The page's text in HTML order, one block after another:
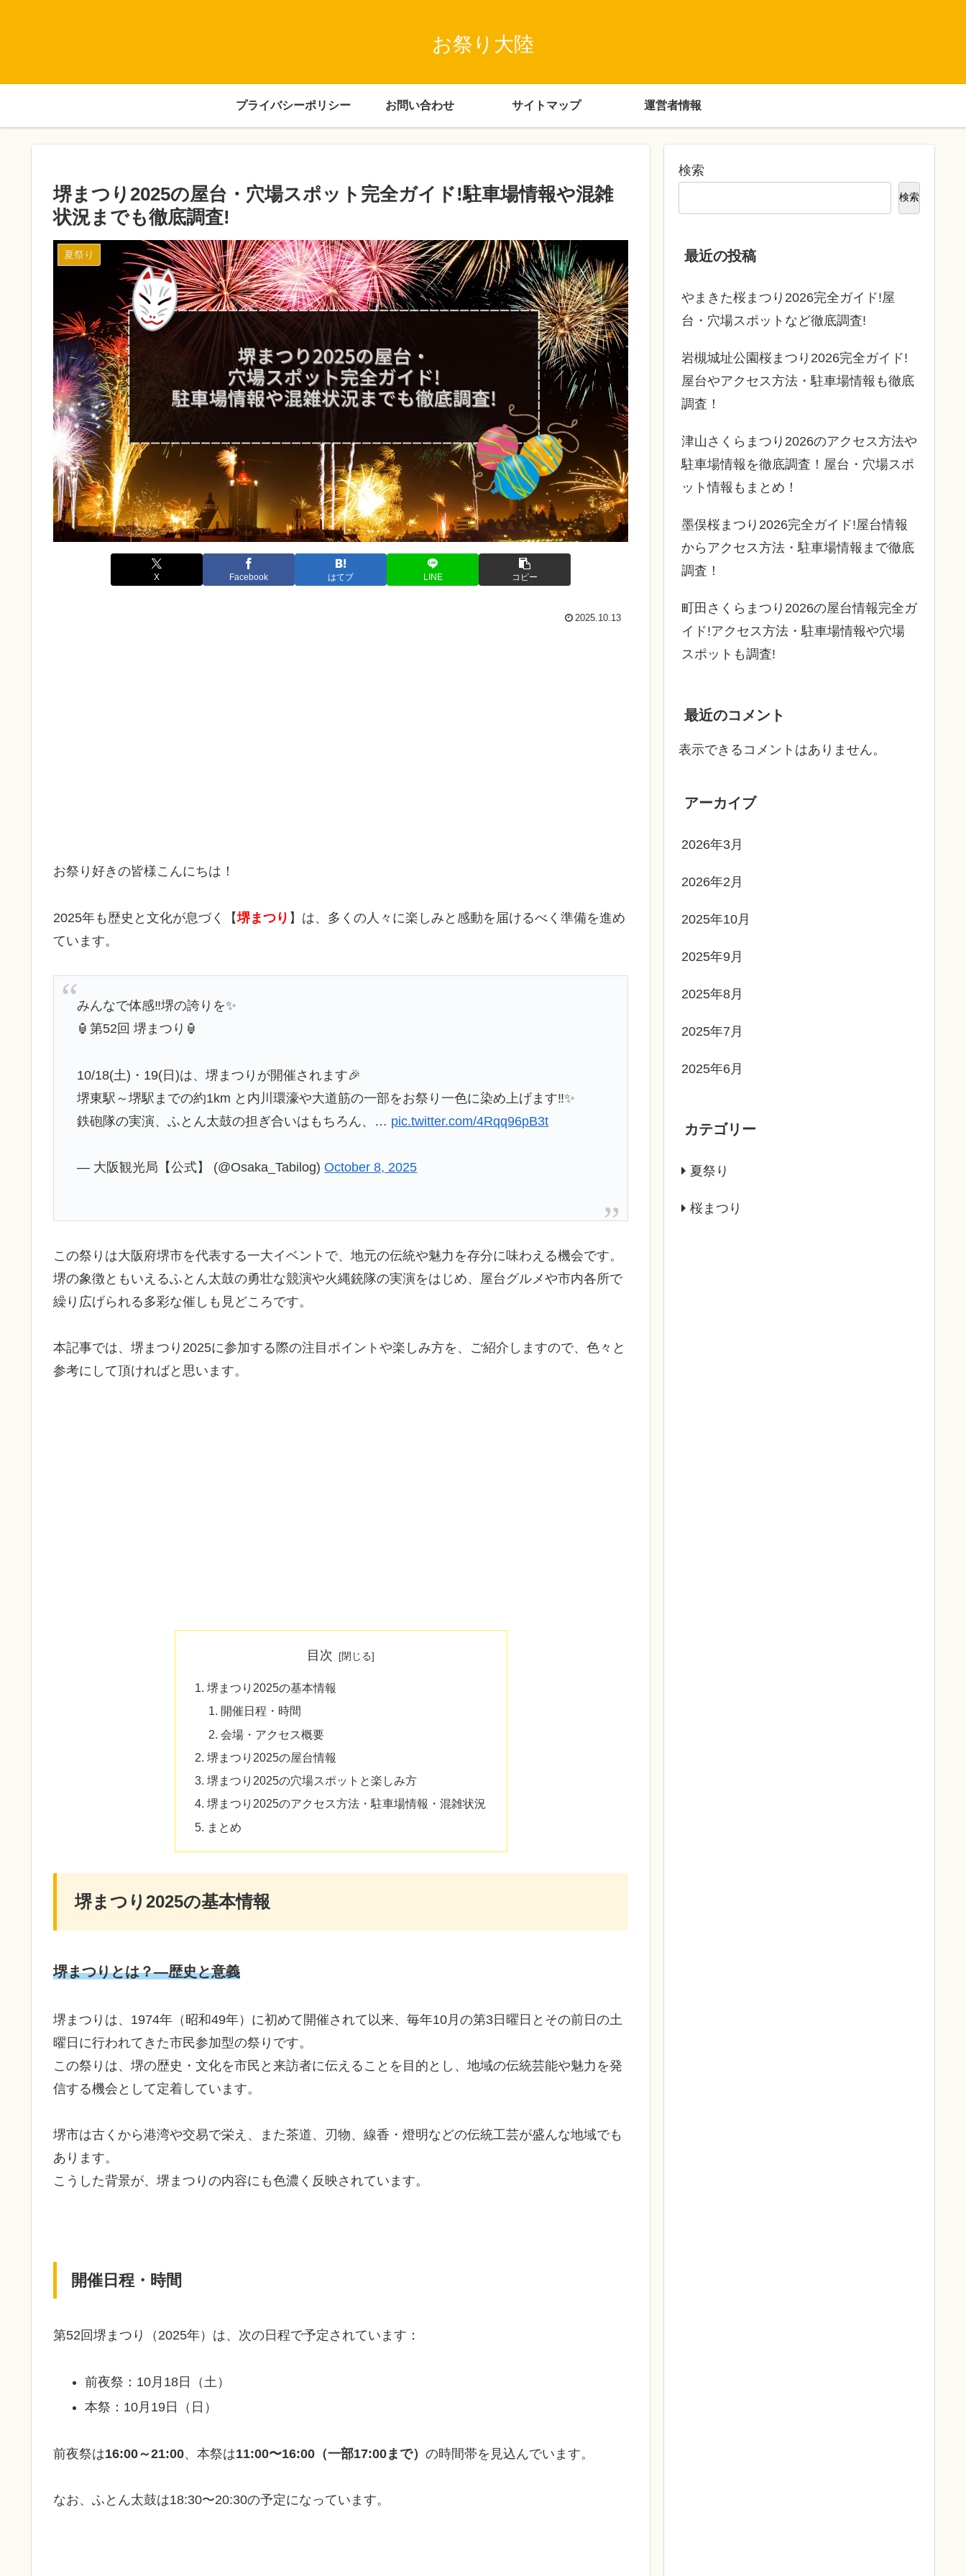
お祭り大陸
プライバシーポリシー お問い合わせ サイトマップ 運営者情報
堺まつり2025の屋台・穴場スポット完全ガイド!駐車場情報や混雑
状況までも徹底調査!
夏祭り
X Facebook はてブ LINE コピー
2025.10.13
お祭り好きの皆様こんにちは！
2025年も歴史と文化が息づく【堺まつり 】は、多くの人々に楽しみと感動を届けるべく準備を進め
ています。
みんなで体感‼️堺の誇りを✨
🏮第52回 堺まつり🏮
10/18(土)・19(日)は、堺まつりが開催されます🎉
堺東駅～堺駅までの約1km と内川環濠や大道筋の一部をお祭り一色に染め上げます‼️✨
鉄砲隊の実演、ふとん太鼓の担ぎ合いはもちろん、… pic.twitter.com/4Rqq96pB3t
— 大阪観光局【公式】 (@Osaka_Tabilog)October 8, 2025
この祭りは大阪府堺市を代表する一大イベントで、地元の伝統や魅力を存分に味わえる機会です。
堺の象徴ともいえるふとん太鼓の勇壮な競演や火縄銃隊の実演をはじめ、屋台グルメや市内各所で
繰り広げられる多彩な催しも見どころです。
本記事では、堺まつり2025に参加する際の注目ポイントや楽しみ方を、ご紹介しますので、色々と
参考にして頂ければと思います。
目次
堺まつり2025の基本情報
開催日程・時間
会場・アクセス概要
堺まつり2025の屋台情報
堺まつり2025の穴場スポットと楽しみ方
堺まつり2025のアクセス方法・駐車場情報・混雑状況
まとめ
堺まつり2025の基本情報
堺まつりとは？—歴史と意義
堺まつりは、1974年（昭和49年）に初めて開催されて以来、毎年10月の第3日曜日とその前日の土
曜日に行われてきた市民参加型の祭りです。
この祭りは、堺の歴史・文化を市民と来訪者に伝えることを目的とし、地域の伝統芸能や魅力を発
信する機会として定着しています。
堺市は古くから港湾や交易で栄え、また茶道、刃物、線香・燈明などの伝統工芸が盛んな地域でも
あります。
こうした背景が、堺まつりの内容にも色濃く反映されています。
開催日程・時間
第52回堺まつり（2025年）は、次の日程で予定されています：
前夜祭：10月18日（土）
本祭：10月19日（日）
前夜祭は16:00～21:00、本祭は11:00〜16:00（一部17:00まで） の時間帯を見込んでいます。
なお、ふとん太鼓は18:30〜20:30の予定になっています。
検索
検索
最近の投稿
やまきた桜まつり2026完全ガイド!屋
台・穴場スポットなど徹底調査!
岩槻城址公園桜まつり2026完全ガイド!
屋台やアクセス方法・駐車場情報も徹底
調査！
津山さくらまつり2026のアクセス方法や
駐車場情報を徹底調査！屋台・穴場スポ
ット情報もまとめ！
墨俣桜まつり2026完全ガイド!屋台情報
からアクセス方法・駐車場情報まで徹底
調査！
町田さくらまつり2026の屋台情報完全ガ
イド!アクセス方法・駐車場情報や穴場
スポットも調査!
最近のコメント
表示できるコメントはありません。
アーカイブ
2026年3月
2026年2月
2025年10月
2025年9月
2025年8月
2025年7月
2025年6月
カテゴリー
夏祭り
桜まつり